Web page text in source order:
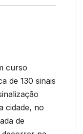
curso
de 130 sinais
cidade, no
de